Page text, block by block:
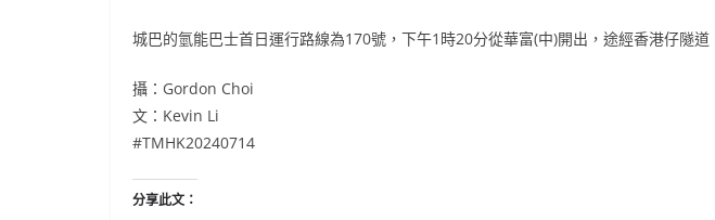
城巴的氫能巴士首日運行路線為170號，下午1時20分從華富(中)開出，途經香港仔隧道
攝：Gordon Choi
文：Kevin Li
#TMHK20240714
分享此文：